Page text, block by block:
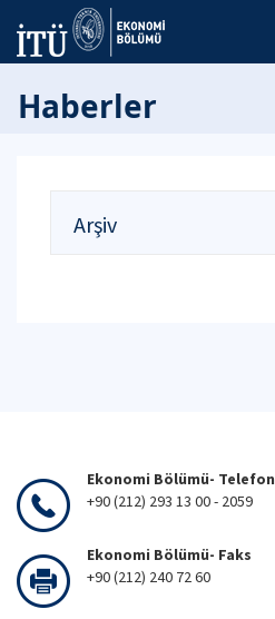
Haberler
Arşiv
Ekonomi Bölümü- Telefon
+90 (212) 293 13 00 - 2059
Ekonomi Bölümü- Faks
+90 (212) 240 72 60